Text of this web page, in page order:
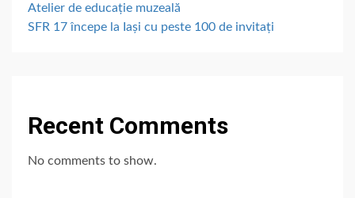
Atelier de educație muzeală
SFR 17 începe la Iași cu peste 100 de invitați
Recent Comments
No comments to show.